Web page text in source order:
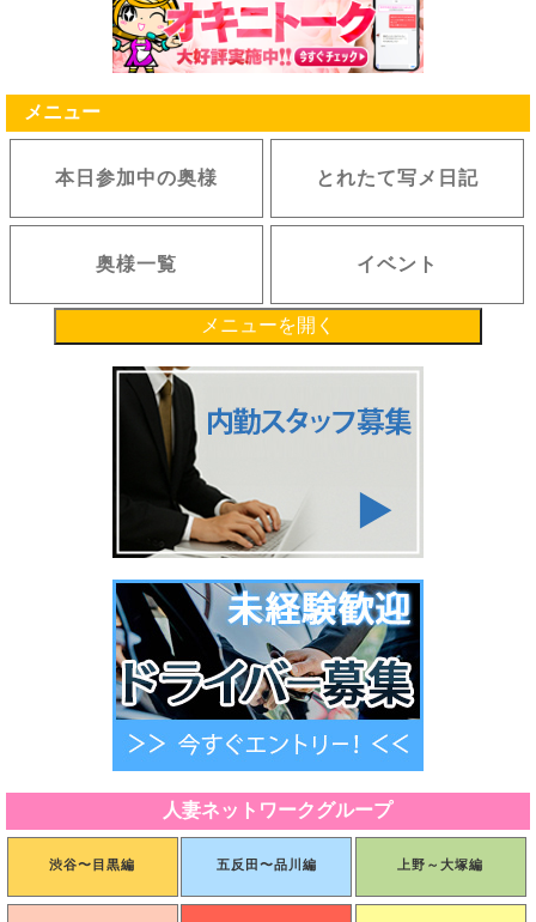
メニュー
本日参加中の奥様 とれたて写メ日記
奥様一覧 イベント
メニューを開く
人妻ネットワークグループ
渋谷〜目黒編 五反田〜品川編 上野～大塚編